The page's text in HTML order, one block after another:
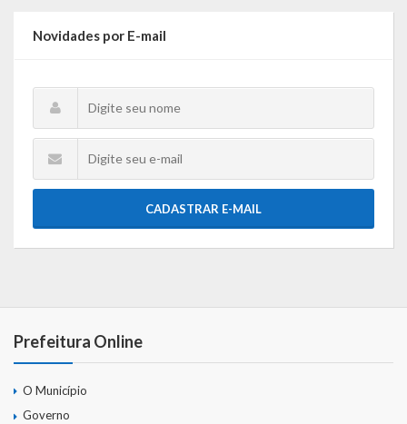
Gestão Educação – Educar Web
Novidades por E-mail
CADASTRAR E-MAIL
Prefeitura Online
O Município
Governo